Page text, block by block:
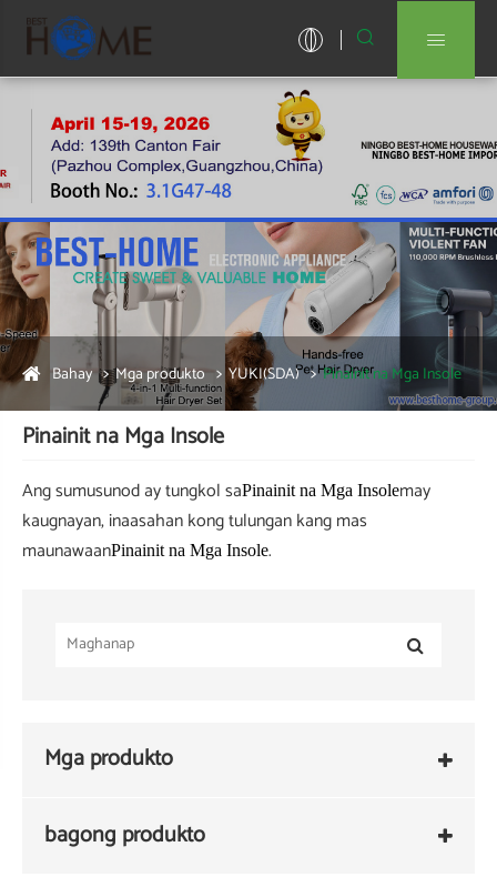
 
Bahay Mga produkto YUKI(SDA) Pinainit na Mga Insole
Pinainit na Mga Insole
Ang sumusunod ay tungkol saPinainit na Mga Insolemay
kaugnayan, inaasahan kong tulungan kang mas
maunawaanPinainit na Mga Insole.
Mga produkto
bagong produkto